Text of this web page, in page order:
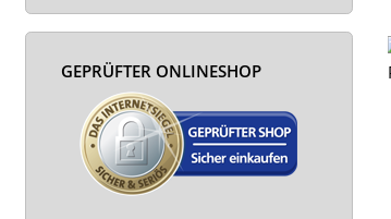
GEPRÜFTER ONLINESHOP